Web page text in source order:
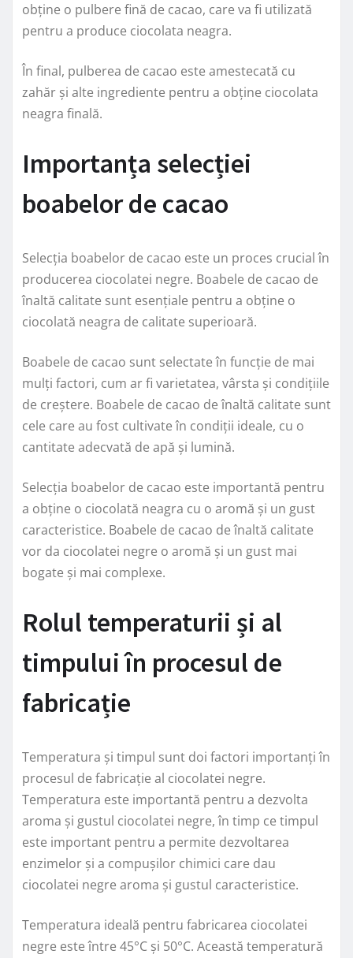
obține o pulbere fină de cacao, care va fi utilizată
pentru a produce ciocolata neagra.
În final, pulberea de cacao este amestecată cu
zahăr și alte ingrediente pentru a obține ciocolata
neagra finală.
Importanța selecției
boabelor de cacao
Selecția boabelor de cacao este un proces crucial în
producerea ciocolatei negre. Boabele de cacao de
înaltă calitate sunt esențiale pentru a obține o
ciocolată neagra de calitate superioară.
Boabele de cacao sunt selectate în funcție de mai
mulți factori, cum ar fi varietatea, vârsta și condițiile
de creștere. Boabele de cacao de înaltă calitate sunt
cele care au fost cultivate în condiții ideale, cu o
cantitate adecvată de apă și lumină.
Selecția boabelor de cacao este importantă pentru
a obține o ciocolată neagra cu o aromă și un gust
caracteristice. Boabele de cacao de înaltă calitate
vor da ciocolatei negre o aromă și un gust mai
bogate și mai complexe.
Rolul temperaturii și al
timpului în procesul de
fabricație
Temperatura și timpul sunt doi factori importanți în
procesul de fabricație al ciocolatei negre.
Temperatura este importantă pentru a dezvolta
aroma și gustul ciocolatei negre, în timp ce timpul
este important pentru a permite dezvoltarea
enzimelor și a compușilor chimici care dau
ciocolatei negre aroma și gustul caracteristice.
Temperatura ideală pentru fabricarea ciocolatei
negre este între 45°C și 50°C. Această temperatură